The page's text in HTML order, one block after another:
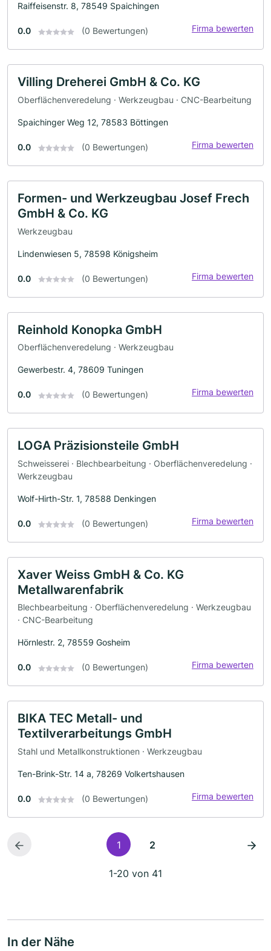
Raiffeisenstr. 8, 78549 Spaichingen
0.0 (0 Bewertungen) Firma bewerten
Villing Dreherei GmbH & Co. KG
Oberflächenveredelung · Werkzeugbau · CNC-Bearbeitung
Spaichinger Weg 12, 78583 Böttingen
0.0 (0 Bewertungen) Firma bewerten
Formen- und Werkzeugbau Josef Frech
GmbH & Co. KG
Werkzeugbau
Lindenwiesen 5, 78598 Königsheim
0.0 (0 Bewertungen) Firma bewerten
Reinhold Konopka GmbH
Oberflächenveredelung · Werkzeugbau
Gewerbestr. 4, 78609 Tuningen
0.0 (0 Bewertungen) Firma bewerten
LOGA Präzisionsteile GmbH
Schweisserei · Blechbearbeitung · Oberflächenveredelung ·
Werkzeugbau
Wolf-Hirth-Str. 1, 78588 Denkingen
0.0 (0 Bewertungen) Firma bewerten
Xaver Weiss GmbH & Co. KG
Metallwarenfabrik
Blechbearbeitung · Oberflächenveredelung · Werkzeugbau
· CNC-Bearbeitung
Hörnlestr. 2, 78559 Gosheim
0.0 (0 Bewertungen) Firma bewerten
BIKA TEC Metall- und
Textilverarbeitungs GmbH
Stahl und Metallkonstruktionen · Werkzeugbau
Ten-Brink-Str. 14 a, 78269 Volkertshausen
0.0 (0 Bewertungen) Firma bewerten
1 2
1-20 von 41
In der Nähe